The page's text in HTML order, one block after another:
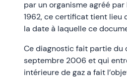
par un organisme agréé
1962, ce certificat tient lieu
la date à laquelle ce
Ce diagnostic fait partie du
septembre 2006 et qui
intérieure de gaz a fait